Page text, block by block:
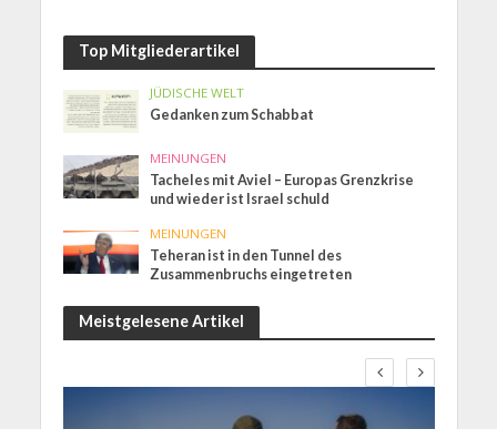
Top Mitgliederartikel
JÜDISCHE WELT
Gedanken zum Schabbat
MEINUNGEN
Tacheles mit Aviel – Europas Grenzkrise
und wieder ist Israel schuld
MEINUNGEN
Teheran ist in den Tunnel des
Zusammenbruchs eingetreten
Meistgelesene Artikel